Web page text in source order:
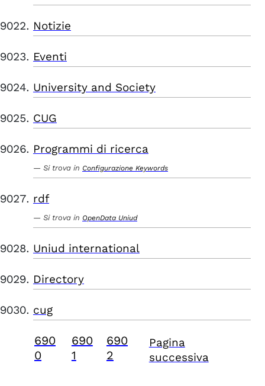
Notizie
Eventi
University and Society
CUG
Programmi di ricerca
Si trova in Configurazione Keywords
rdf
Si trova in OpenData Uniud
Uniud international
Directory
cug
690
0
690
1
690
2
Pagina
successiva